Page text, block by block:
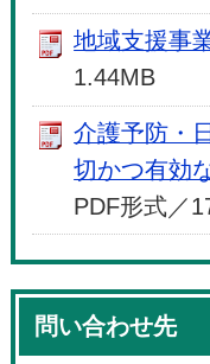
地域支援事
1.44MB
介護予防・
切かつ有効
PDF形式／
問い合わせ先